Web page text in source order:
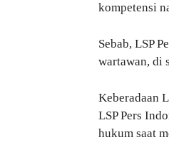
kompetensi
Sebab, LSP
wartawan, di
Keberadaan
LSP Pers
hukum saat